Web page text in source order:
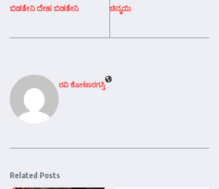
ಬಿಡತೇನಿ ದೇಹ ಬಿಡತೇನಿ ಚಿನ್ಮಯಿ
ರವಿ ಕೋಟಾರಗಸ್ತಿ
Related Posts